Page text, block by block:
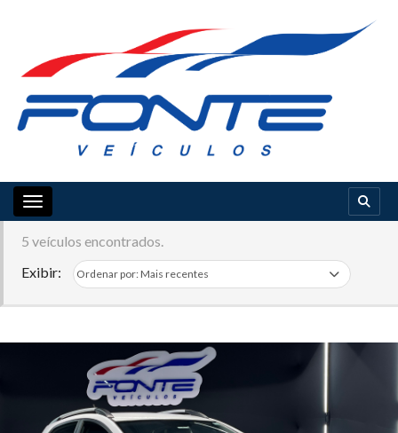
Toggle navigation
5 veículos encontrados.
Exibir: